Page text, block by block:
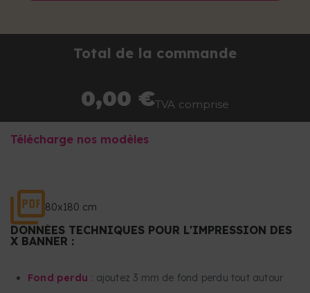
Total de la commande
0,00 €TVA comprise
Télécharge nos modèles
80x180 cm
DONNÉES TECHNIQUES POUR L'IMPRESSION DES
X BANNER :
Fond perdu : ajoutez 3 mm de fond perdu tout autour